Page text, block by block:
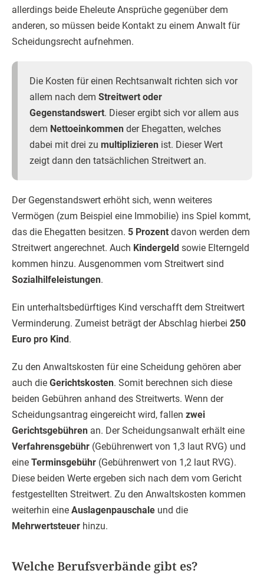
allerdings beide Eheleute Ansprüche gegenüber dem
anderen, so müssen beide Kontakt zu einem Anwalt für
Scheidungsrecht aufnehmen.
Die Kosten für einen Rechtsanwalt richten sich vor
allem nach dem Streitwert oder
Gegenstandswert. Dieser ergibt sich vor allem aus
dem Nettoeinkommen der Ehegatten, welches
dabei mit drei zu multiplizieren ist. Dieser Wert
zeigt dann den tatsächlichen Streitwert an.
Der Gegenstandswert erhöht sich, wenn weiteres
Vermögen (zum Beispiel eine Immobilie) ins Spiel kommt,
das die Ehegatten besitzen. 5 Prozent davon werden dem
Streitwert angerechnet. Auch Kindergeld sowie Elterngeld
kommen hinzu. Ausgenommen vom Streitwert sind
Sozialhilfeleistungen.
Ein unterhaltsbedürftiges Kind verschafft dem Streitwert
Verminderung. Zumeist beträgt der Abschlag hierbei 250
Euro pro Kind.
Zu den Anwaltskosten für eine Scheidung gehören aber
auch die Gerichtskosten. Somit berechnen sich diese
beiden Gebühren anhand des Streitwerts. Wenn der
Scheidungsantrag eingereicht wird, fallen zwei
Gerichtsgebühren an. Der Scheidungsanwalt erhält eine
Verfahrensgebühr (Gebührenwert von 1,3 laut RVG) und
eine Terminsgebühr (Gebührenwert von 1,2 laut RVG).
Diese beiden Werte ergeben sich nach dem vom Gericht
festgestellten Streitwert. Zu den Anwaltskosten kommen
weiterhin eine Auslagenpauschale und die
Mehrwertsteuer hinzu.
Welche Berufsverbände gibt es?